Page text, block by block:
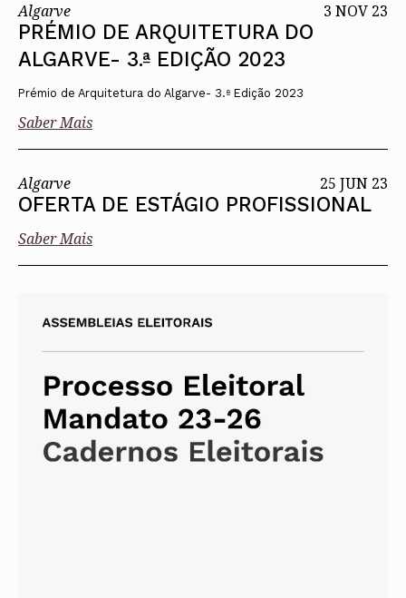
Algarve 3 NOV 23
PRÉMIO DE ARQUITETURA DO
ALGARVE- 3.ª EDIÇÃO 2023
Prémio de Arquitetura do Algarve- 3.ª Edição 2023
Saber Mais
Algarve 25 JUN 23
OFERTA DE ESTÁGIO PROFISSIONAL
Saber Mais